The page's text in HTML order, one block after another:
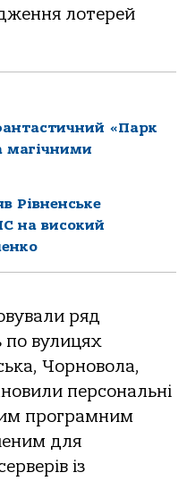
лотерей
«Парк
магічними
Рівненське
на високий
ряд
вулицях
Чорновола,
персональні
програмним
для
із